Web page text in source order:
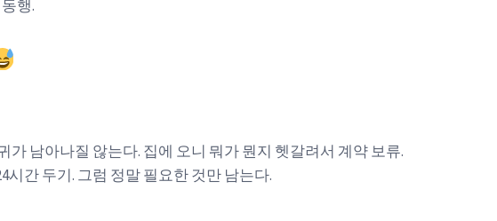
행.
가 남아나질 않는다. 집에 오니 뭐가 뭔지 헷갈려서 계약 보류.
시간 두기. 그럼 정말 필요한 것만 남는다.